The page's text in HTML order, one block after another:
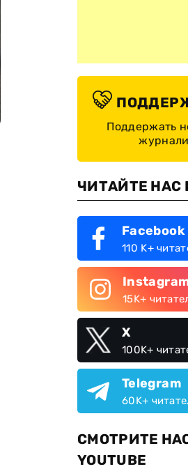
Поддержать
ЧИТАЙТЕ НАС
Facebook
110 K+
15K+
X
100K+
Telegram
60K+
СМОТРИТЕ
YOUTUBE